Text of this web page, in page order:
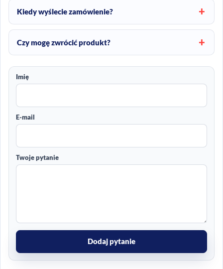
Kiedy wyślecie zamówienie?
Czy mogę zwrócić produkt?
Imię
E-mail
Twoje pytanie
Dodaj pytanie